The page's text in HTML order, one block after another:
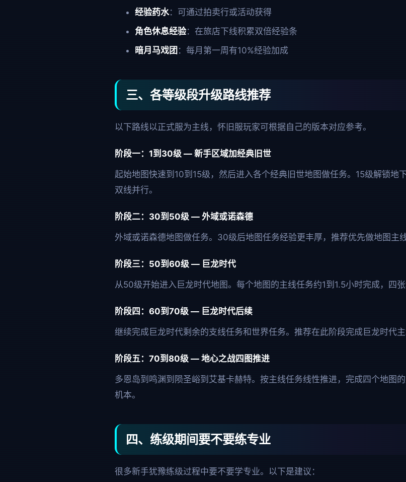
经验药水：可通过拍卖行或活动获得
角色休息经验：在旅店下线积累双倍经验条
暗月马戏团 ：每月第一周有10%经验加成
三、各等级段升级路线推荐
以下路线以正式服为主线，怀旧服玩家可根据自己的版本对应参考。
阶段一：1到30级 — 新手区域加经典旧世
起始地图快速到10到15级，然后进入各个经典旧世地图做任务。15级解锁地
双线并行。
阶段二：30到50级 — 外域或诺森德
外域或诺森德地图做任务。30级后地图任务经验更丰厚，推荐优先做地图主
阶段三：50到60级 — 巨龙时代
从50级开始进入巨龙时代地图。每个地图的主线任务约1到1.5小时完成，四
阶段四：60到70级 — 巨龙时代后续
继续完成巨龙时代剩余的支线任务和世界任务。推荐在此阶段完成巨龙时代
阶段五：70到80级 — 地心之战四图推进
多恩岛到鸣渊到陨圣峪到艾基卡赫特。按主线任务线性推进，完成四个地图
机本。
四、练级期间要不要练专业
很多新手犹豫练级过程中要不要学专业。以下是建议：